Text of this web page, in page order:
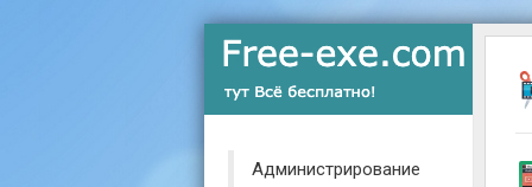
Администрирование